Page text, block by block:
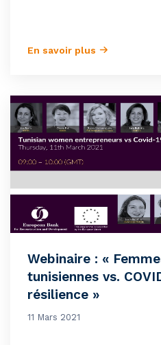
En savoir plus
Webinaire : «
tunisiennes vs.
résilience »
11 Mars 2021